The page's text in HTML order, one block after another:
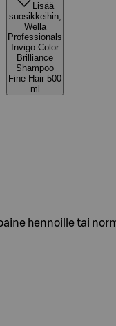
Lisää
suosikkeihin,
Wella
Professionals
Invigo Color
Brilliance
Shampoo
Fine Hair 500
ml
hennoille tai